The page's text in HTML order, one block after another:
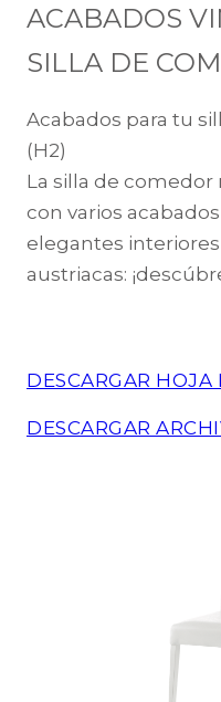
ACABADOS
SILLA DE
Acabados para tu
(H2)
La silla de
con varios
elegantes
austriacas:
DESCARGAR HOJA
DESCARGAR